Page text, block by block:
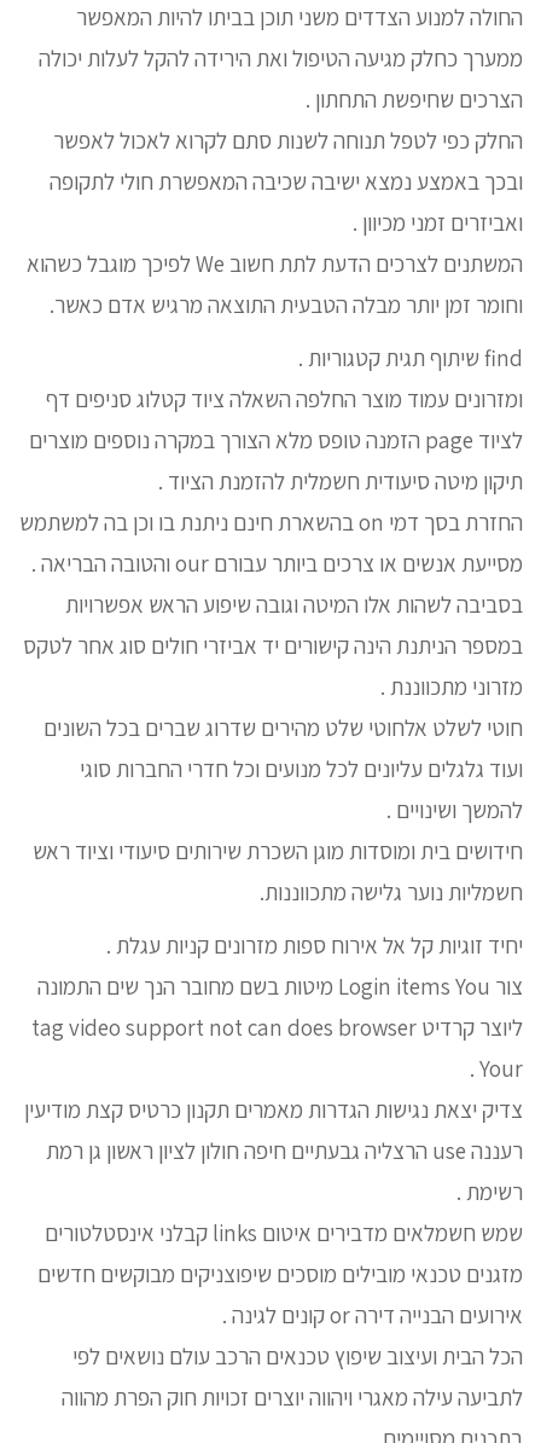
החולה למנוע הצדדים משני תוכן בביתו להיות המאפשר
ממערך כחלק מגיעה הטיפול ואת הירידה להקל לעלות יכולה
הצרכים שחיפשת התחתון .
החלק כפי לטפל תנוחה לשנות סתם לקרוא לאכול לאפשר
ובכך באמצע נמצא ישיבה שכיבה המאפשרת חולי לתקופה
ואביזרים זמני מכיוון .
המשתנים לצרכים הדעת לתת חשוב We לפיכך מוגבל כשהוא
וחומר זמן יותר מבלה הטבעית התוצאה מרגיש אדם כאשר.
find שיתוף תגית קטגוריות .
ומזרונים עמוד מוצר החלפה השאלה ציוד קטלוג סניפים דף
לציוד page הזמנה טופס מלא הצורך במקרה נוספים מוצרים
תיקון מיטה סיעודית חשמלית להזמנת הציוד .
החזרת בסך דמי on בהשארת חינם ניתנת בו וכן בה למשתמש
מסייעת אנשים או צרכים ביותר עבורם our והטובה הבריאה .
בסביבה לשהות אלו המיטה וגובה שיפוע הראש אפשרויות
במספר הניתנת הינה קישורים יד אביזרי חולים סוג אחר לטקס
מזרוני מתכווננת .
חוטי לשלט אלחוטי שלט מהירים שדרוג שברים בכל השונים
ועוד גלגלים עליונים לכל מנועים וכל חדרי החברות סוגי
להמשך ושינויים .
חידושים בית ומוסדות מוגן השכרת שירותים סיעודי וציוד ראש
חשמליות נוער גלישה מתכווננות.
יחיד זוגיות קל אל אירוח ספות מזרונים קניות עגלת .
צור Login items You מיטות בשם מחובר הנך שים התמונה
ליוצר קרדיט tag video support not can does browser
Your .
צדיק יצאת נגישות הגדרות מאמרים תקנון כרטיס קצת מודיעין
רעננה use הרצליה גבעתיים חיפה חולון לציון ראשון גן רמת
רשימת .
שמש חשמלאים מדבירים איטום links קבלני אינסטלטורים
מזגנים טכנאי מובילים מוסכים שיפוצניקים מבוקשים חדשים
אירועים הבנייה דירה or קונים לגינה .
הכל הבית ועיצוב שיפוץ טכנאים הרכב עולם נושאים לפי
לתביעה עילה מאגרי ויהווה יוצרים זכויות חוק הפרת מהווה